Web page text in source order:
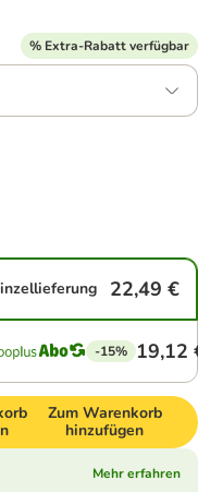
% Extra-Rabatt verfügbar
22,49 €
-15% 19,12
Zum Warenkorb
hinzufügen
Mehr erfahren